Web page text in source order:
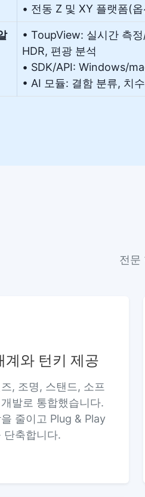
• 전동 Z 및 XY 플랫폼(
• ToupView: 실시간 측
HDR, 편광 분석
• SDK/API: Windows/
• AI 모듈: 결함 분류, 치
전문
계와 턴키 제공
, 조명, 스탠드, 소프
발로 통합했습니다.
줄이고 Plug & Play
단축합니다.